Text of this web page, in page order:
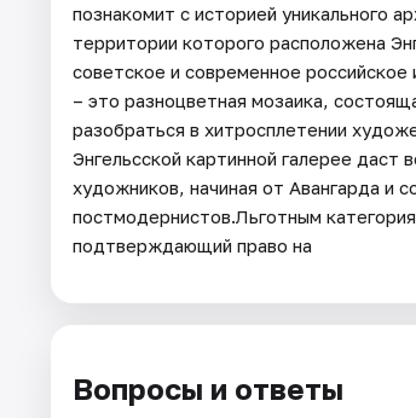
познакомит с историей уникального
территории которого расположена
советское и современное
– это разноцветная мозаика,
разобраться в хитросплетении
Энгельсской картинной галерее
художников, начиная от Авангарда и
постмодернистов.Льготным
подтверждающий право на
Вопросы и ответы